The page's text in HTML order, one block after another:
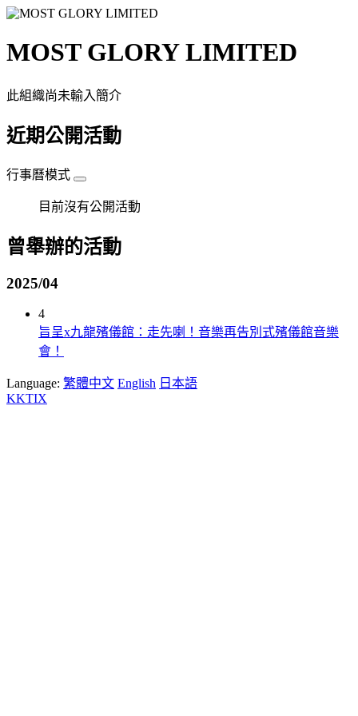
MOST GLORY LIMITED
此組織尚未輸入簡介
近期公開活動
行事曆模式
目前沒有公開活動
曾舉辦的活動
2025/04
4
旨呈x九龍殯儀館：走先喇！音樂再告別式殯儀館音樂
會！
Language: 繁體中文 English 日本語
KKTIX